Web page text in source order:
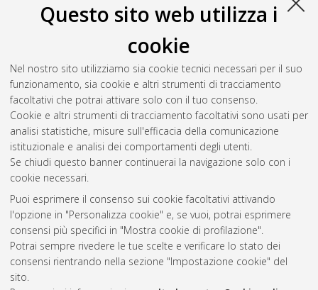
Questo sito web utilizza i
cookie
Nel nostro sito utilizziamo sia cookie tecnici necessari per il suo
funzionamento, sia cookie e altri strumenti di tracciamento
facoltativi che potrai attivare solo con il tuo consenso.
Cookie e altri strumenti di tracciamento facoltativi sono usati per
analisi statistiche, misure sull'efficacia della comunicazione
istituzionale e analisi dei comportamenti degli utenti.
Se chiudi questo banner continuerai la navigazione solo con i
cookie necessari.
Puoi esprimere il consenso sui cookie facoltativi attivando
l'opzione in "Personalizza cookie" e, se vuoi, potrai esprimere
consensi più specifici in "Mostra cookie di profilazione".
Potrai sempre rivedere le tue scelte e verificare lo stato dei
consensi rientrando nella sezione "Impostazione cookie" del
sito.
Gestione del documento:
Atom
Rss 1.0
Rss 2.0